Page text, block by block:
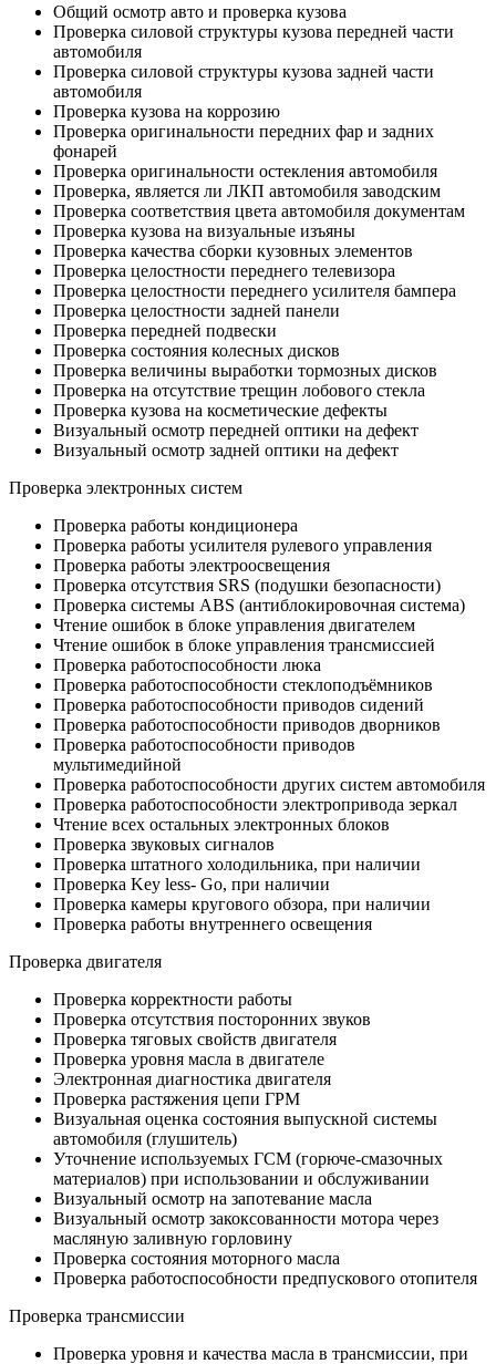
Общий осмотр авто и проверка кузова
Проверка силовой структуры кузова передней части
автомобиля
Проверка силовой структуры кузова задней части
автомобиля
Проверка кузова на коррозию
Проверка оригинальности передних фар и задних
фонарей
Проверка оригинальности остекления автомобиля
Проверка, является ли ЛКП автомобиля заводским
Проверка соответствия цвета автомобиля документам
Проверка кузова на визуальные изъяны
Проверка качества сборки кузовных элементов
Проверка целостности переднего телевизора
Проверка целостности переднего усилителя бампера
Проверка целостности задней панели
Проверка передней подвески
Проверка состояния колесных дисков
Проверка величины выработки тормозных дисков
Проверка на отсутствие трещин лобового стекла
Проверка кузова на косметические дефекты
Визуальный осмотр передней оптики на дефект
Визуальный осмотр задней оптики на дефект
Проверка электронных систем
Проверка работы кондиционера
Проверка работы усилителя рулевого управления
Проверка работы электроосвещения
Проверка отсутствия SRS (подушки безопасности)
Проверка системы ABS (антиблокировочная система)
Чтение ошибок в блоке управления двигателем
Чтение ошибок в блоке управления трансмиссией
Проверка работоспособности люка
Проверка работоспособности стеклоподъёмников
Проверка работоспособности приводов сидений
Проверка работоспособности приводов дворников
Проверка работоспособности приводов
мультимедийной
Проверка работоспособности других систем автомобиля
Проверка работоспособности электропривода зеркал
Чтение всех остальных электронных блоков
Проверка звуковых сигналов
Проверка штатного холодильника, при наличии
Проверка Key less- Go, при наличии
Проверка камеры кругового обзора, при наличии
Проверка работы внутреннего освещения
Проверка двигателя
Проверка корректности работы
Проверка отсутствия посторонних звуков
Проверка тяговых свойств двигателя
Проверка уровня масла в двигателе
Электронная диагностика двигателя
Проверка растяжения цепи ГРМ
Визуальная оценка состояния выпускной системы
автомобиля (глушитель)
Уточнение используемых ГСМ (горюче-смазочных
материалов) при использовании и обслуживании
Визуальный осмотр на запотевание масла
Визуальный осмотр закоксованности мотора через
масляную заливную горловину
Проверка состояния моторного масла
Проверка работоспособности предпускового отопителя
Проверка трансмиссии
Проверка уровня и качества масла в трансмиссии, при